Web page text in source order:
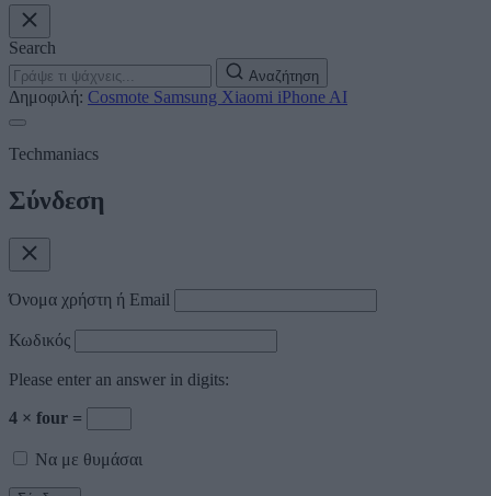
Search
Αναζήτηση
Δημοφιλή: Cosmote Samsung Xiaomi iPhone AI
Techmaniacs
Σύνδεση
Όνομα χρήστη ή Email
Κωδικός
Please enter an answer in digits:
4 × four =
Να με θυμάσαι